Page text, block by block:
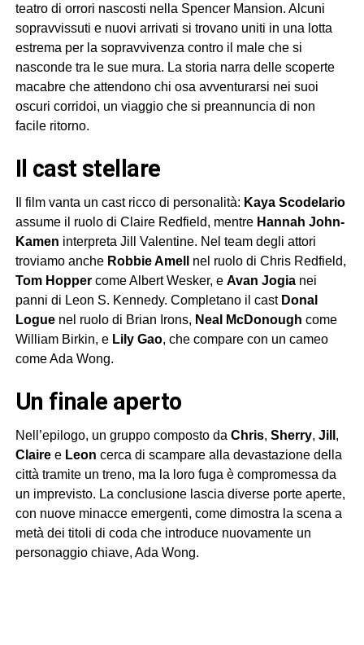
teatro di orrori nascosti nella Spencer Mansion. Alcuni
sopravvissuti e nuovi arrivati si trovano uniti in una lotta
estrema per la sopravvivenza contro il male che si
nasconde tra le sue mura. La storia narra delle scoperte
macabre che attendono chi osa avventurarsi nei suoi
oscuri corridoi, un viaggio che si preannuncia di non
facile ritorno.
il cast stellare
Il film vanta un cast ricco di personalità: Kaya Scodelario
assume il ruolo di Claire Redfield, mentre Hannah John-
Kamen interpreta Jill Valentine. Nel team degli attori
troviamo anche Robbie Amell
nel ruolo di Chris Redfield,
Tom Hoppercome Albert Wesker, e Avan Jogianei
panni di Leon S. Kennedy. Completano il cast Donal
Loguenel ruolo di Brian Irons, Neal McDonough come
William Birkin, e Lily Gao, che compare con un cameo
come Ada Wong.
un finale aperto
Nell’epilogo, un gruppo composto da Chris, Sherry, Jill ,
Clairee Leon cerca di scampare alla devastazione della
città tramite un treno, ma la loro fuga è compromessa da
un imprevisto. La conclusione lascia diverse porte aperte,
con nuove minacce emergenti, come dimostra la scena a
metà dei titoli di coda che introduce nuovamente un
personaggio chiave, Ada Wong.